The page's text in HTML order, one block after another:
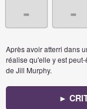
- -
Après avoir atterri dans
réalise qu'elle y est
de Jill Murphy.
►